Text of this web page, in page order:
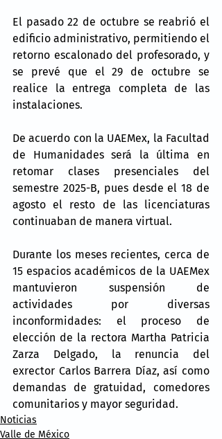
El pasado 22 de octubre se reabrió el
edificio administrativo, permitiendo el
retorno escalonado del profesorado, y
se prevé que el 29 de octubre se
realice la entrega completa de las
instalaciones.
De acuerdo con la UAEMex, la Facultad
de Humanidades será la última en
retomar clases presenciales del
semestre 2025-B, pues desde el 18 de
agosto el resto de las licenciaturas
continuaban de manera virtual.
Durante los meses recientes, cerca de
15 espacios académicos de la UAEMex
mantuvieron suspensión de
actividades por diversas
inconformidades: el proceso de
elección de la rectora Martha Patricia
Zarza Delgado, la renuncia del
exrector Carlos Barrera Díaz, así como
demandas de gratuidad, comedores
comunitarios y mayor seguridad.
Noticias
Valle de México